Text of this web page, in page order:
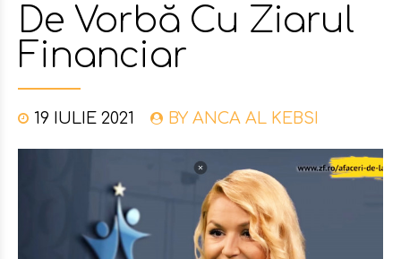
De Vorbă Cu Ziarul
Financiar
19 IULIE 2021 BY ANCA AL KEBSI